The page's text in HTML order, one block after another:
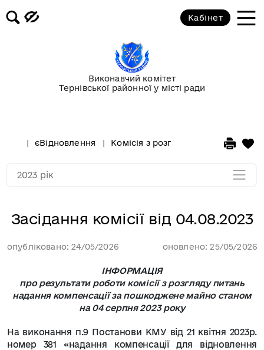
Виконавчий комітет
Тернівської районної у місті ради
Кабінет
єВідновлення Комісія з розгляду питань
Засідання комісії від 04.08.2023
опубліковано: 24/05/2026 оновлено: 25/05/2026
ІНФОРМАЦІЯ
про результати роботи комісії з розгляду питань
надання компенсаціїза пошкоджене майно станом
на 04 серпня 2023 року
На виконання п.9 Постанови КМУ від 21 квітня 2023р.
номер 381 «надання компенсації для відновлення
2023 рік
Засідання комісії від 11.10.2023